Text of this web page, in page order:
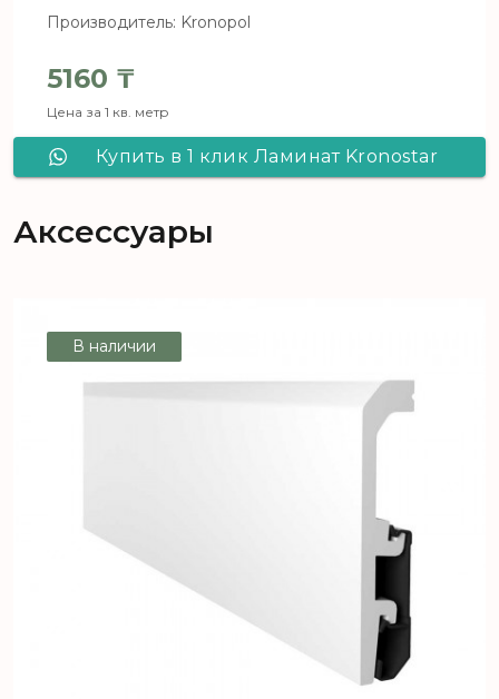
Производитель: Kronopol
5160 ₸
Цена за 1 кв. метр
Купить в 1 клик Ламинат Kronostar
Аксессуары
В наличии